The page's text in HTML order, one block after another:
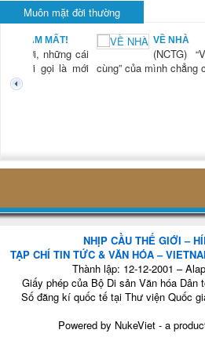
Muôn mặt đời thường
đến
KHI
NHỊP CẦU THẾ GIỚI –
TẠP CHÍ TIN TỨC & VĂN HÓA –
Thành lập: 12-12-2001 –
Giấy phép của Bộ Di sản Văn hóa Dân
Số đăng kí quốc tế tại Thư viện Quốc
Powered by NukeViet - a